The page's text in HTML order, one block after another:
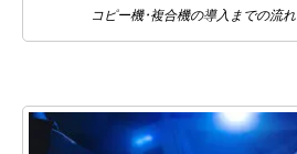
コピー機･複合機の導入までの流れ